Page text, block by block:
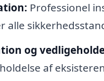
Professionel
alle
og
af